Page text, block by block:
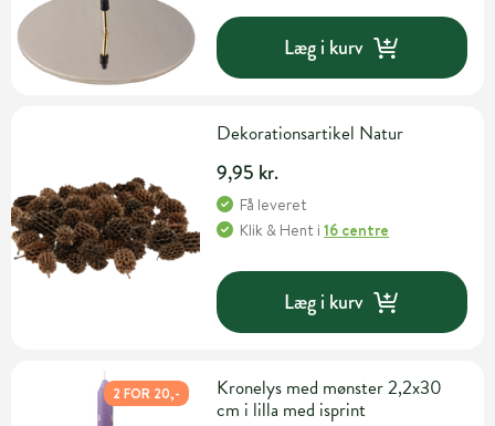
Læg i kurv
Dekorationsartikel Natur
9,95 kr.
Få leveret
Klik & Hent i16 centre
Læg i kurv
2 FOR 20,-
Kronelys med mønster 2,2x30
cm i lilla med isprint